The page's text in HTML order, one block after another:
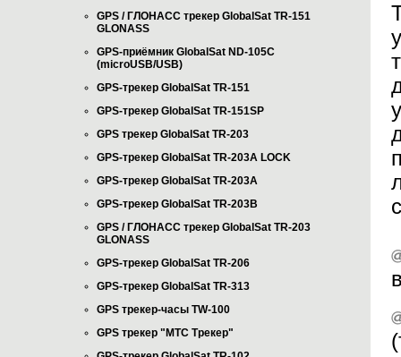
GPS / ГЛОНАСС трекер GlobalSat TR-151
GLONASS
GPS-приёмник GlobalSat ND-105C
(microUSB/USB)
GPS-трекер GlobalSat TR-151
GPS-трекер GlobalSat TR-151SP
GPS трекер GlobalSat TR-203
GPS-трекер GlobalSat TR-203А LOCK
GPS-трекер GlobalSat TR-203А
GPS-трекер GlobalSat TR-203B
GPS / ГЛОНАСС трекер GlobalSat TR-203
GLONASS
GPS-трекер GlobalSat TR-206
GPS-трекер GlobalSat TR-313
GPS трекер-часы TW-100
GPS трекер "МТС Трекер"